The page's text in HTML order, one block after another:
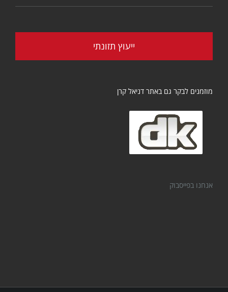
ייעוץ תזונתי
מוזמנים לבקר גם באתר דניאל קרן
אנחנו בפייסבוק